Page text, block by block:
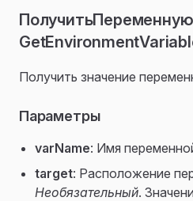
Получить значение
Параметры
varName: Имя
target: Расположение
Необязательный.